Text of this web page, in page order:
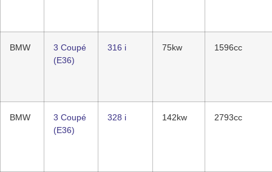
BMW
3 Coupé
(E36)
316 i 75kw 1596cc
BMW
3 Coupé
(E36)
328 i 142kw 2793cc